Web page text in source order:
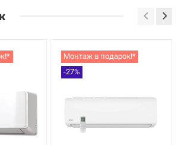
Монтаж в подарок!*
-27%